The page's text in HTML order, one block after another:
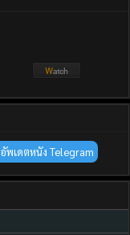
อัพเดตหนัง Telegram